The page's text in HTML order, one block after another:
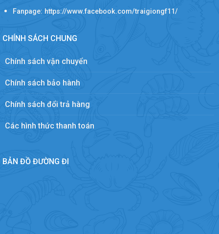
Fanpage: https://www.facebook.com/traigiongf11/
CHÍNH SÁCH CHUNG
Chính sách vận chuyển
Chính sách bảo hành
Chính sách đổi trả hàng
Các hình thức thanh toán
BẢN ĐỒ ĐƯỜNG ĐI